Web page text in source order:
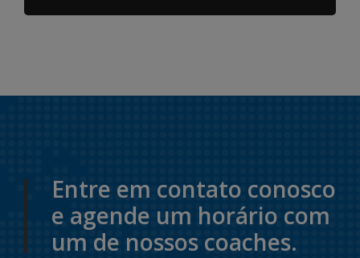
Entre em contato conosco
e agende um horário com
um de nossos coaches.